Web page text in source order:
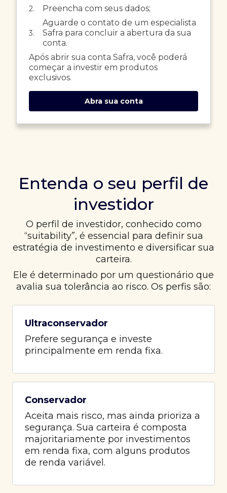
2. Preencha com seus dados;
3.
Aguarde o contato de um especialista
Safra para concluir a abertura da sua
conta.
Após abrir sua conta Safra, você poderá
começar a investir em produtos
exclusivos.
Abra sua conta
Entenda o seu perfil de
investidor
O perfil de investidor, conhecido como
“suitability”, é essencial para definir sua
estratégia de investimento e diversificar sua
carteira.
Ele é determinado por um questionário que
avalia sua tolerância ao risco. Os perfis são:
Ultraconservador
Prefere segurança e investe
principalmente em renda fixa.
Conservador
Aceita mais risco, mas ainda prioriza a
segurança. Sua carteira é composta
majoritariamente por investimentos
em renda fixa, com alguns produtos
de renda variável.